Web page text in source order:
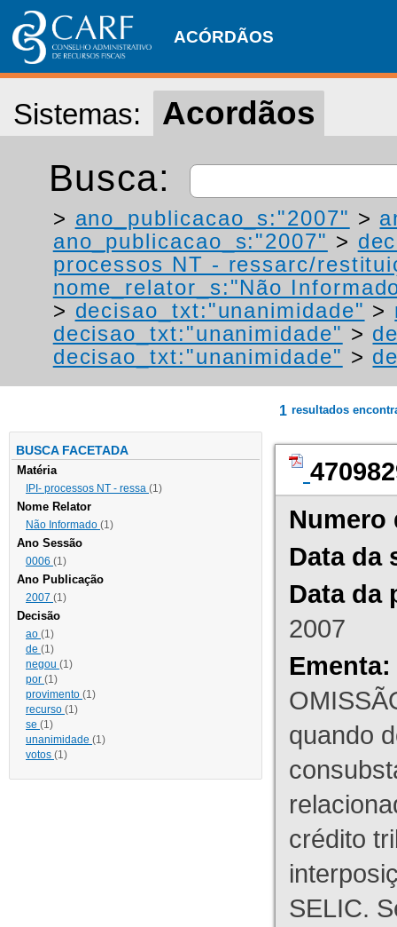
ACÓRDÃOS
Sistemas: Acordãos
Busca:
> ano_publicacao_s:"2007" >
ano_publicacao_s:"2007" >
processos NT - ressarc/
nome_relator_s:"Não
> decisao_txt:"unanimidade" >
decisao_txt:"unanimidade" >
decisao_txt:"unanimidade" >
BUSCA FACETADA
Matéria
IPI- processos NT - ressa (1)
Nome Relator
Não Informado (1)
Ano Sessão
0006 (1)
Ano Publicação
2007 (1)
Decisão
ao (1)
de (1)
negou (1)
por (1)
provimento (1)
recurso (1)
se (1)
unanimidade (1)
votos (1)
1 resultados
Numero
Data da
Data da
2007
Ementa:
quando
crédito
SELIC.